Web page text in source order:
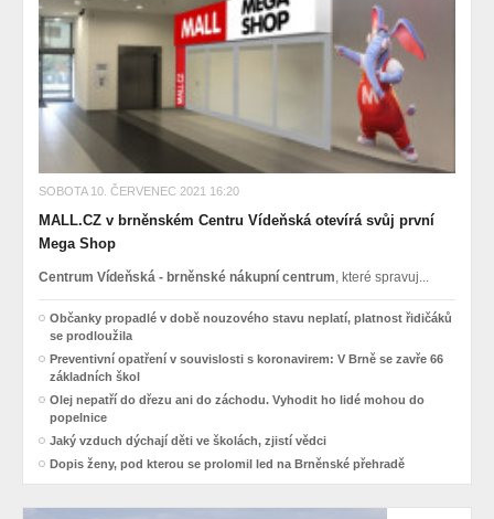
SOBOTA 10. ČERVENEC 2021 16:20
MALL.CZ v brněnském Centru Vídeňská otevírá svůj první
Mega Shop
Centrum Vídeňská - brněnské nákupní centrum, které spravuj...
Občanky propadlé v době nouzového stavu neplatí, platnost řidičáků
se prodloužila
Preventivní opatření v souvislosti s koronavirem: V Brně se zavře 66
základních škol
Olej nepatří do dřezu ani do záchodu. Vyhodit ho lidé mohou do
popelnice
Jaký vzduch dýchají děti ve školách, zjistí vědci
Dopis ženy, pod kterou se prolomil led na Brněnské přehradě